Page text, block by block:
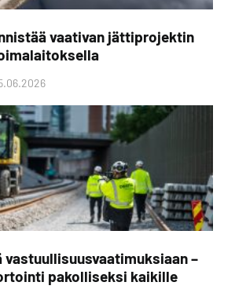
vaativan jättiprojektin
–
pakolliseksi kaikille